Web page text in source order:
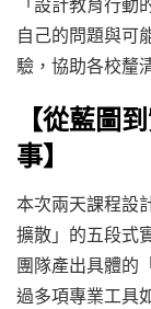
「設計教育行
自己的問題與可
驗，協助各校釐
【從藍圖
事】
本次兩天課程
擴散」的五段式
團隊產出具體的
過多項專業工具